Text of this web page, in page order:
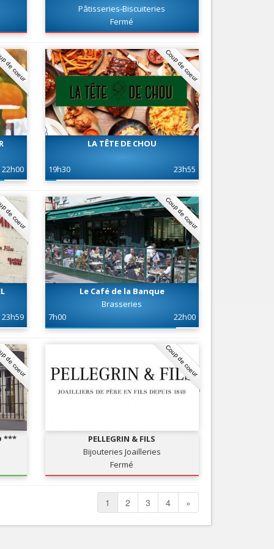
Tourisme, ...
Pâtisseries-Biscuiteries
Fermé
coeur
22h00
Coup de coeur
LA TÊTE DE CHOU
19h30 23h55
coeur
23h59
Coup de coeur
Le Café de la Banque
Brasseries
7h00
22h00
coeur
***
Coup de coeur
PELLEGRIN & FILS
Bijouteries Joailleries
Fermé
1 2 3 4 »